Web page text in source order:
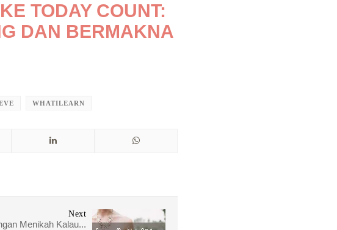
TODAY COUNT:
DAN BERMAKNA
WHATILEARN
Next
Menikah Kalau...